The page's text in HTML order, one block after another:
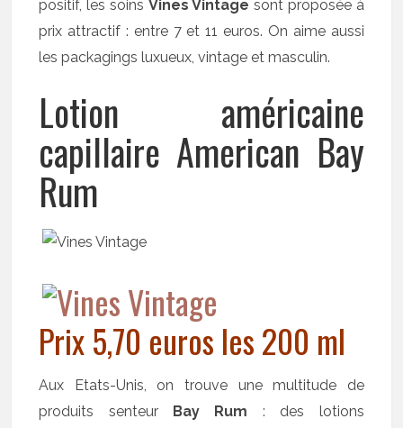
positif, les soins Vines Vintage sont proposée à
prix attractif : entre 7 et 11 euros. On aime aussi
les packagings luxueux, vintage et masculin.
Lotion américaine
capillaire American Bay
Rum
Prix 5,70 euros les 200 ml
Aux Etats-Unis, on trouve une multitude de
produits senteur
Bay Rum : des lotions